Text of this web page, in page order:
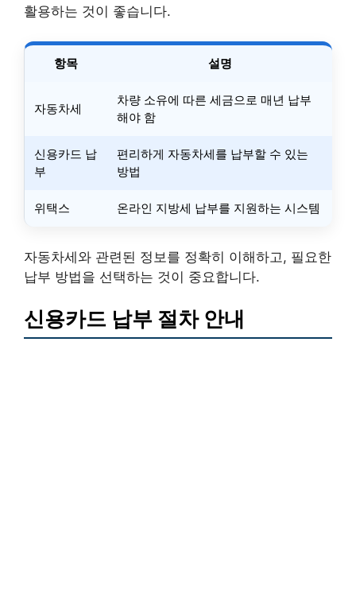
활용하는 것이 좋습니다.
항목 설명
자동차세
차량 소유에 따른 세금으로 매년 납부
해야 함
신용카드 납
부
편리하게 자동차세를 납부할 수 있는
방법
위택스 온라인 지방세 납부를 지원하는 시스템
자동차세와 관련된 정보를 정확히 이해하고, 필요한
납부 방법을 선택하는 것이 중요합니다.
신용카드 납부 절차 안내